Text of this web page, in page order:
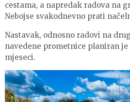
cestama, a napredak radova na
Nebojse svakodnevno prati
Nastavak, odnosno radovi na
navedene prometnice planiran je
mjeseci.